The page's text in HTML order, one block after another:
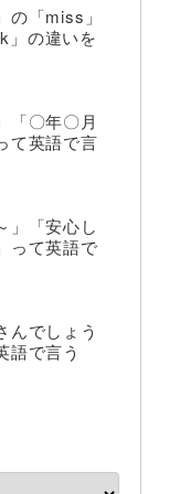
の「miss」
」の違いを
「〇年〇月
て英語で言
」「安心し
って英語で
んでしょう
語で言う